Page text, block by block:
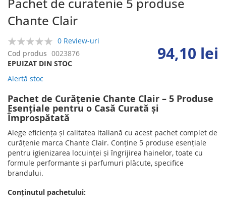
Chante Clair
0%
0 Review-uri
EPUIZAT DIN STOC
Cod produs 0023876 94,10 lei
Alertă stoc
Pachet de Curățenie Chante Clair – 5 Produse
Esențiale pentru o Casă Curată și
Împrospătată
Alege eficiența și calitatea italiană cu acest pachet complet de
curățenie marca Chante Clair. Conține 5 produse esențiale
pentru igienizarea locuinței și îngrijirea hainelor, toate cu
formule performante și parfumuri plăcute, specifice
brandului.
Conținutul pachetului:
images
gallery